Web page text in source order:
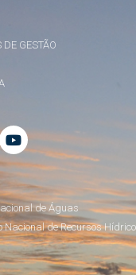
GESTÃO
de Águas
Nacional de Recursos